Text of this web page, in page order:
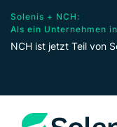
Solenis + NCH:
Als ein Unternehmen
NCH ist jetzt Teil von